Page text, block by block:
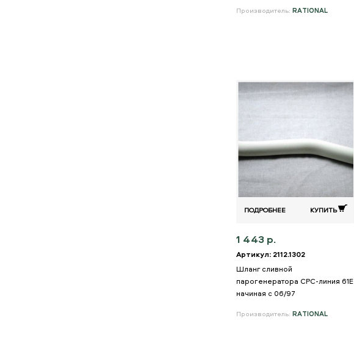
Производитель: RATIONAL
ПОДРОБНЕЕ КУПИТЬ
1 443 р.
Артикул: 2112.1302
Шланг сливной
парогенератора CPC-линия 61E
начиная с 06/97
Производитель: RATIONAL